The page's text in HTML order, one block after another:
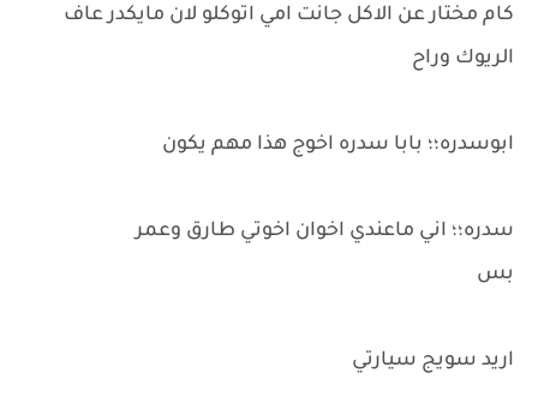
كام مختار عن الاكل جانت امي اتوكلو لان مايكدر عاف
الريوك وراح
ابوسدره؛؛ بابا سدره اخوج هذا مهم يكون
سدره؛؛ اني ماعندي اخوان اخوتي طارق وعمر
بس
اريد سويج سيارتي